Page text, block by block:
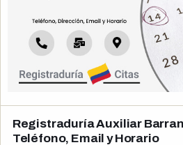
Registraduría Auxiliar
Teléfono, Email y Horario